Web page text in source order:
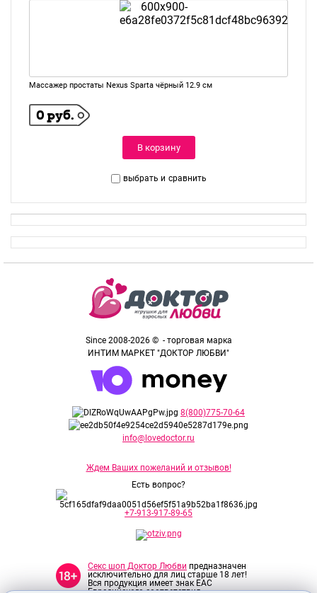
Массажер простаты Nexus Sparta чёрный 12.9 см
0 руб.
В корзину
выбрать и сравнить
Since 2008-2026 © - торговая марка
ИНТИМ МАРКЕТ "ДОКТОР ЛЮБВИ"
8(800)775-70-64
info@lovedoctor.ru
Ждем Ваших пожеланий и отзывов!
Есть вопрос?
+7-913-917-89-65
Секс шоп Доктор Любви предназначен
исключительно для лиц старше 18 лет!
Вся продукция имеет знак EAC